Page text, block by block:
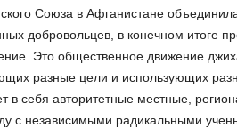
Союза в Афганистане
добровольцев, в конечном итоге
Это общественное движение
разные цели и использующих
в себя авторитетные местные,
с независимыми радикальными